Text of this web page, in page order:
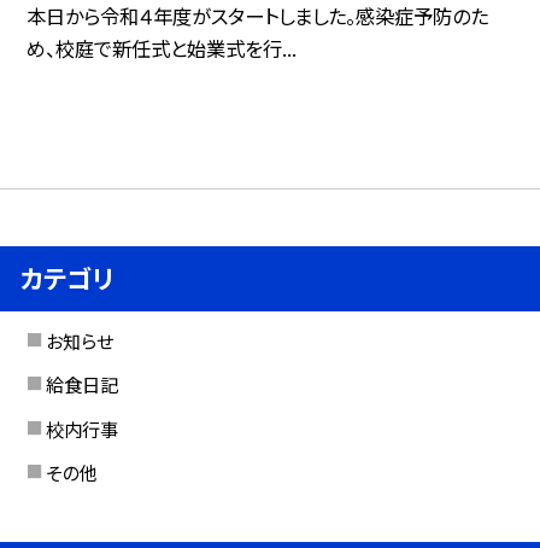
本日から令和４年度がスタートしました。感染症予防のた
め、校庭で新任式と始業式を行...
カテゴリ
お知らせ
給食日記
校内行事
その他